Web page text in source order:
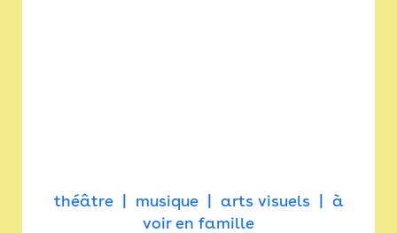
théâtre musique arts visuels
à
voir en famille